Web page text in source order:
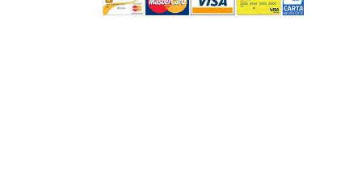
Sarai informato delle nostre novità, potrai
comunque cancellarti quando desideri.